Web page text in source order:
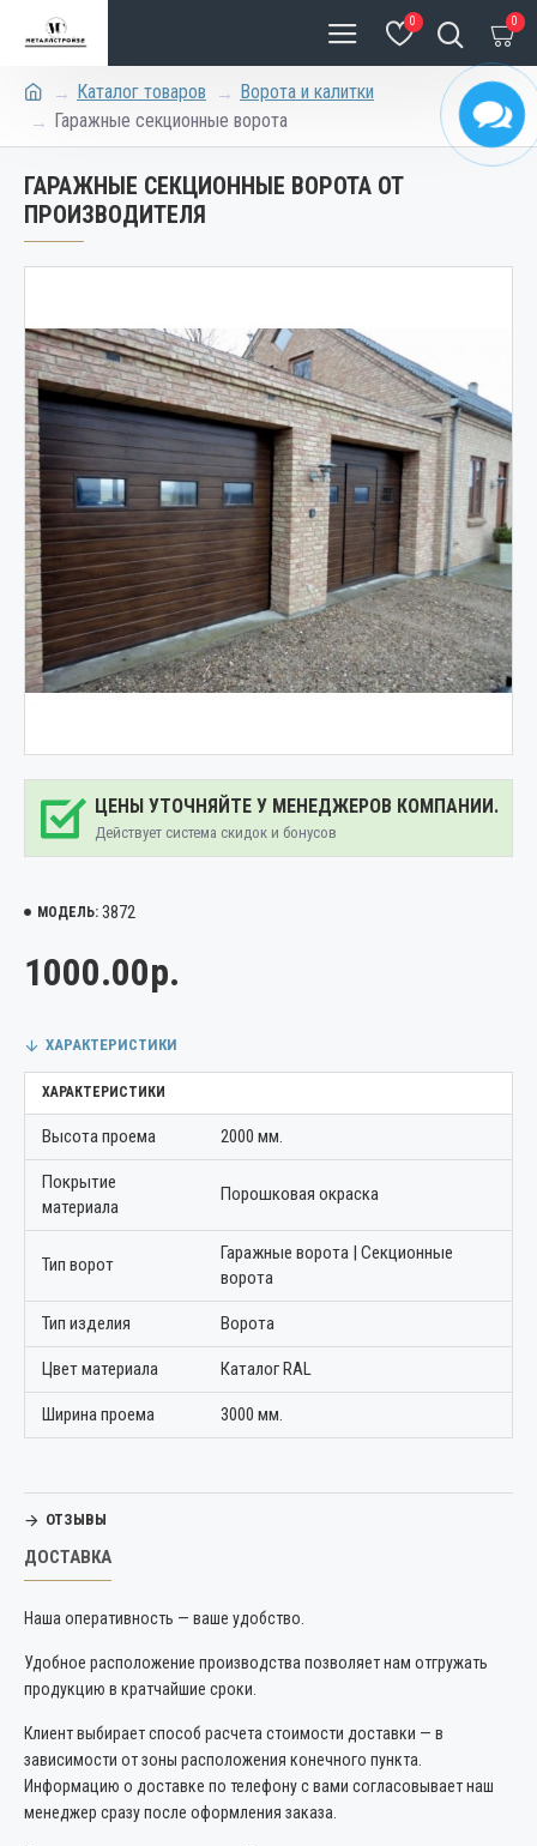
0 0
Каталог товаров
Ворота и калитки
Гаражные секционные ворота
ГАРАЖНЫЕ СЕКЦИОННЫЕ ВОРОТА ОТ
ПРОИЗВОДИТЕЛЯ
ЦЕНЫ УТОЧНЯЙТЕ У МЕНЕДЖЕРОВ КОМПАНИИ.
Действует система скидок и бонусов
МОДЕЛЬ: 3872
1000.00р.
ХАРАКТЕРИСТИКИ
ХАРАКТЕРИСТИКИ
Высота проема 2000 мм.
Покрытие
материала
Порошковая окраска
Тип ворот
Гаражные ворота | Секционные
ворота
Тип изделия Ворота
Цвет материала Каталог RAL
Ширина проема 3000 мм.
ОТЗЫВЫ
ДОСТАВКА
Наша оперативность — ваше удобство.
Удобное расположение производства позволяет нам отгружать
продукцию в кратчайшие сроки.
Клиент выбирает способ расчета стоимости доставки — в
зависимости от зоны расположения конечного пункта.
Информацию о доставке по телефону с вами согласовывает наш
менеджер сразу после оформления заказа.